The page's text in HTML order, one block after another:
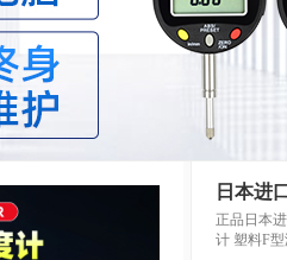
日本进
正品日本
计 塑料F